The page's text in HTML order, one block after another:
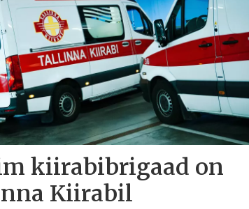
kiirabibrigaad on
Kiirabil